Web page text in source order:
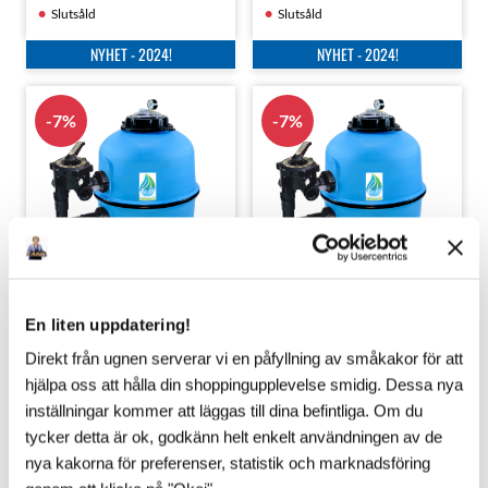
En liten uppdatering!
Direkt från ugnen serverar vi en påfyllning av småkakor för att
hjälpa oss att hålla din shoppingupplevelse smidig. Dessa nya
inställningar kommer att läggas till dina befintliga. Om du
tycker detta är ok, godkänn helt enkelt användningen av de
nya kakorna för preferenser, statistik och marknadsföring
NYHET - 2024!
Slutsåld
NYHET - 2024!
Slutsåld
Sandfilter Smygehuk Ø600
med filtersand
Sandfilterpaket inklusive
150kg filtersand för pooler
upp till 60m³ - inklusive 6-
vägsventil | Tillverkad i
Spanien av högsta kvalité |
3-års garanti!
8 375:-8 965:-
7%
med filterglas
Sandfilterpaket inklusive
120kg filterglas för pooler
upp till 60m³ - inklusive 6-
vägsventil | Tillverkad i
Spanien av högsta kvalité |
3-års garanti!
9 500:-10 165:-
7%